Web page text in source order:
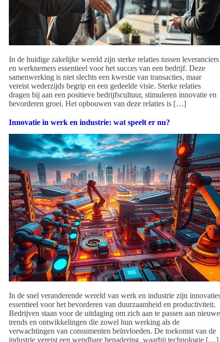
In de huidige zakelijke wereld zijn sterke relaties tussen leveranciers
en werknemers essentieel voor het succes van een bedrijf. Deze
samenwerking is niet slechts een kwestie van transacties, maar
vereist wederzijds begrip en een gedeelde visie. Sterke relaties
dragen bij aan een positieve bedrijfscultuur, stimuleren innovatie en
bevorderen groei. Het opbouwen van deze relaties is […]
Innovatie in werk en industrie: wat speelt er nu?
In de snel veranderende wereld van werk en industrie zijn
essentieel voor het bevorderen van duurzaamheid en productiviteit.
Bedrijven staan voor de uitdaging om zich aan te passen aan nieuwe
trends en ontwikkelingen die zowel hun werking als de
verwachtingen van consumenten beïnvloeden. De toekomst van de
industrie vereist een wendbare benadering, waarbij technologie […]